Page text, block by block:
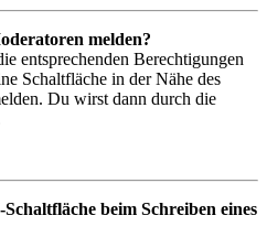
melden?
entsprechenden Berechtigungen
Schaltfläche in der Nähe des
Du wirst dann durch die
beim Schreiben eines